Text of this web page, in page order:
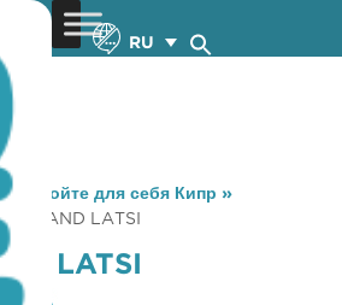
RU
Откройте для себя Кипр »
ISLAND LATSI
LATSI